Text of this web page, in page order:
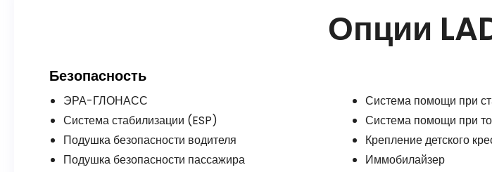
Опции
Безопасность
ЭРА-ГЛОНАСС
Система стабилизации (ESP)
Подушка безопасности водителя
Подушка безопасности пассажира
Система помощи при
Система помощи при
Крепление детского
Иммобилайзер